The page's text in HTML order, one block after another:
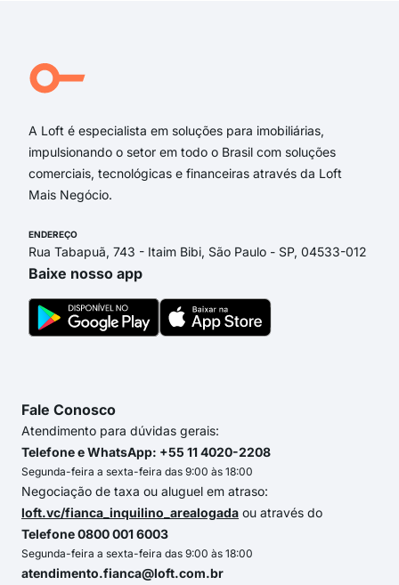
A Loft é especialista em soluções para imobiliárias,
impulsionando o setor em todo o Brasil com soluções
comerciais, tecnológicas e financeiras através da Loft
Mais Negócio.
ENDEREÇO
Rua Tabapuã, 743 - Itaim Bibi, São Paulo - SP, 04533-012
Baixe nosso app
Fale Conosco
Atendimento para dúvidas gerais:
Telefone e WhatsApp: +55 11 4020-2208
Segunda-feira a sexta-feira das 9:00 às 18:00
Negociação de taxa ou aluguel em atraso:
loft.vc/fianca_inquilino_arealogada ou através do
Telefone 0800 001 6003
Segunda-feira a sexta-feira das 9:00 às 18:00
atendimento.fianca@loft.com.br